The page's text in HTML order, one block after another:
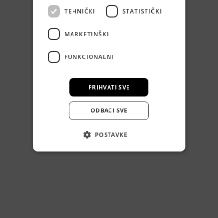
TEHNIČKI STATISTIČKI
MARKETINŠKI
FUNKCIONALNI
PRIHVATI SVE
ODBACI SVE
POSTAVKE